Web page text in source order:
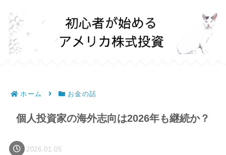
ホーム お金の話
個人投資家の海外志向は2026年も継続か？
2026.01.05